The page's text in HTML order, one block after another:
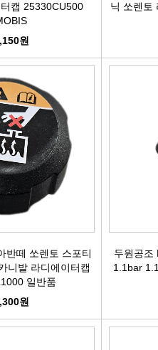
일반품]
러그
서
터리
션[혼]
트전구
겐전구
구
내장용품
핸드폰충전기
도어핸들몰딩
캡 25330CU500
원
닉 쏘렌토
반떼 쏘렌토 스포티
니발 라디에이터캡
일반품
원
두원공조
1.1bar